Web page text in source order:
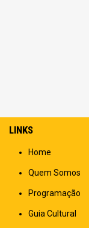
LINKS
Home
Quem Somos
Programação
Guia Cultural